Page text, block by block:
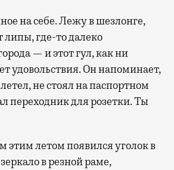
на себе. Лежу в шезлонге,
где-то далеко
— и этот гул, как ни
удовольствия. Он напоминает,
не стоял на паспортном
переходник для розетки. Ты
этим летом появился уголок в
в резной раме,